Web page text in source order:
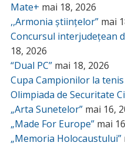
Mate+ mai 18, 2026
,,Armonia științelor” mai
Concursul interjudețean
18, 2026
“Dual PC” mai 18, 2026
Cupa Campionilor la tenis
Olimpiada de Securitate
„Arta Sunetelor” mai 16,
„Made For Europe” mai
„Memoria Holocaustului”